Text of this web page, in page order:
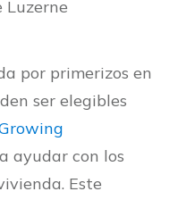
por primerizos en
ser elegibles
ayudar con los
Este